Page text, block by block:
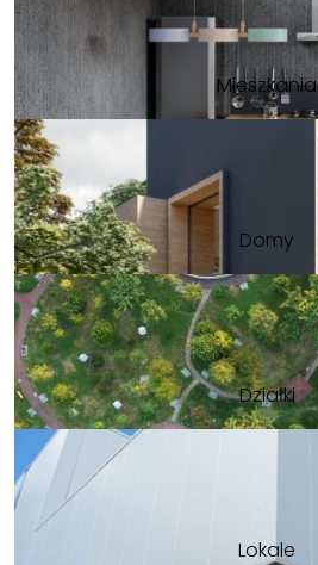
Mieszkania
Domy
Działki
Lokale